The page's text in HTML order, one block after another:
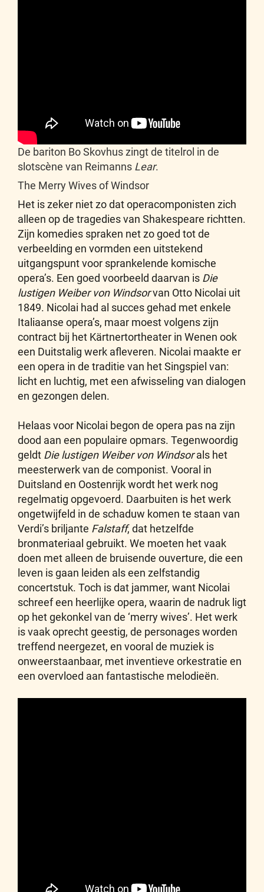
De bariton Bo Skovhus zingt de titelrol in de
slotscène van Reimanns Lear.
The Merry Wives of Windsor
Het is zeker niet zo dat operacomponisten zich
alleen op de tragedies van Shakespeare richtten.
Zijn komedies spraken net zo goed tot de
verbeelding en vormden een uitstekend
uitgangspunt voor sprankelende komische
opera’s. Een goed voorbeeld daarvan is Die
lustigen Weiber von Windsorvan Otto Nicolai uit
1849. Nicolai had al succes gehad met enkele
Italiaanse opera’s, maar moest volgens zijn
contract bij het Kärtnertortheater in Wenen ook
een Duitstalig werk afleveren. Nicolai maakte er
een opera in de traditie van het Singspiel van:
licht en luchtig, met een afwisseling van dialogen
en gezongen delen.
Helaas voor Nicolai begon de opera pas na zijn
dood aan een populaire opmars. Tegenwoordig
geldt Die lustigen Weiber von Windsorals het
meesterwerk van de componist. Vooral in
Duitsland en Oostenrijk wordt het werk nog
regelmatig opgevoerd. Daarbuiten is het werk
ongetwijfeld in de schaduw komen te staan van
Verdi’s briljante Falstaff, dat hetzelfde
bronmateriaal gebruikt. We moeten het vaak
doen met alleen de bruisende ouverture, die een
leven is gaan leiden als een zelfstandig
concertstuk. Toch is dat jammer, want Nicolai
schreef een heerlijke opera, waarin de nadruk ligt
op het gekonkel van de ‘merry wives’. Het werk
is vaak oprecht geestig, de personages worden
treffend neergezet, en vooral de muziek is
onweerstaanbaar, met inventieve orkestratie en
een overvloed aan fantastische melodieën.